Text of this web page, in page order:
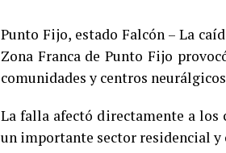
Punto Fijo, estado Falcón – La
Zona Franca de Punto Fijo
comunidades y centros
La falla afectó directamente a los
un importante sector residencial y